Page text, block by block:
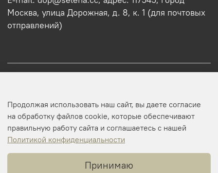
Оптовикам
Профиль
Москва, улица Дорожная, д. 8, к. 1 (для почтовых
отправлений)
Продолжая использовать наш сайт, вы даете согласие
на обработку файлов cookie, которые обеспечивают
правильную работу сайта и соглашаетесь с нашей
Политикой конфиденциальности
Принимаю